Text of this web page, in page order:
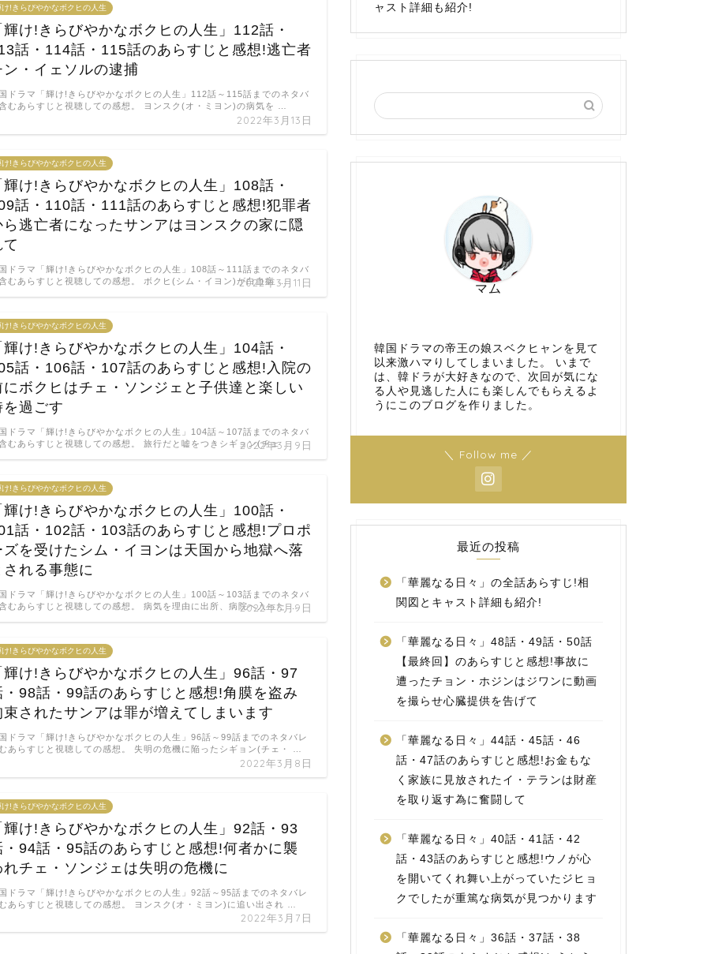
け!きらびやかなボクヒの人生
輝け!きらびやかなボクヒの人生」112話・
話・114話・115話のあらすじと感想!逃亡者
ン・イェソルの逮捕
2022年3月13日
ドラマ「輝け!きらびやかなボクヒの人生」112話～115話までのネタバ
むあらすじと視聴しての感想。 ヨンスク(オ・ミヨン)の病気を …
け!きらびやかなボクヒの人生
輝け!きらびやかなボクヒの人生」108話・
話・110話・111話のあらすじと感想!犯罪者
ら逃亡者になったサンアはヨンスクの家に隠
て
2022年3月11日
ドラマ「輝け!きらびやかなボクヒの人生」108話～111話までのネタバ
むあらすじと視聴しての感想。 ボクヒ(シム・イヨン)が白血病 …
け!きらびやかなボクヒの人生
輝け!きらびやかなボクヒの人生」104話・
話・106話・107話のあらすじと感想!入院の
にボクヒはチェ・ソンジェと子供達と楽しい
を過ごす
2022年3月9日
ドラマ「輝け!きらびやかなボクヒの人生」104話～107話までのネタバ
むあらすじと視聴しての感想。 旅行だと嘘をつきシギョン(チェ …
け!きらびやかなボクヒの人生
輝け!きらびやかなボクヒの人生」100話・
話・102話・103話のあらすじと感想!プロポ
ズを受けたシム・イヨンは天国から地獄へ落
される事態に
2022年3月9日
ドラマ「輝け!きらびやかなボクヒの人生」100話～103話までのネタバ
むあらすじと視聴しての感想。 病気を理由に出所、病院へ入った …
け!きらびやかなボクヒの人生
輝け!きらびやかなボクヒの人生」96話・97
・98話・99話のあらすじと感想!角膜を盗み
束されたサンアは罪が増えてしまいます
2022年3月8日
ドラマ「輝け!きらびやかなボクヒの人生」96話～99話までのネタバレ
あらすじと視聴しての感想。 失明の危機に陥ったシギョン(チェ・ …
け!きらびやかなボクヒの人生
輝け!きらびやかなボクヒの人生」92話・93
・94話・95話のあらすじと感想!何者かに襲
れチェ・ソンジェは失明の危機に
2022年3月7日
ドラマ「輝け!きらびやかなボクヒの人生」92話～95話までのネタバレ
あらすじと視聴しての感想。 ヨンスク(オ・ミヨン)に追い出され …
ャスト詳細も紹介!
マム
韓国ドラマの帝王の娘スベクヒャンを見て
以来激ハマりしてしまいました。 いまで
は、韓ドラが大好きなので、次回が気にな
る人や見逃した人にも楽しんでもらえるよ
うにこのブログを作りました。
＼ Follow me ／
最近の投稿
「華麗なる日々」の全話あらすじ!相
関図とキャスト詳細も紹介!
「華麗なる日々」48話・49話・50話
【最終回】のあらすじと感想!事故に
遭ったチョン・ホジンはジワンに動画
を撮らせ心臓提供を告げて
「華麗なる日々」44話・45話・46
話・47話のあらすじと感想!お金もな
く家族に見放されたイ・テランは財産
を取り返す為に奮闘して
「華麗なる日々」40話・41話・42
話・43話のあらすじと感想!ウノが心
を開いてくれ舞い上がっていたジヒョ
クでしたが重篤な病気が見つかります
「華麗なる日々」36話・37話・38